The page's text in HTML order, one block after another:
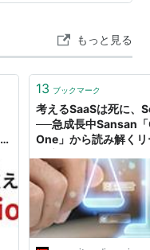
もっと見る
13 ブックマーク
考えるSaaSは死に、
──急成長中Sansan
One」から読み解く